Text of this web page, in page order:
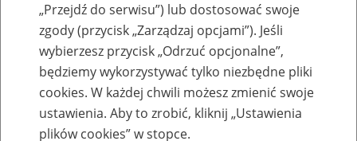
Komunikaty techniczne
„Przejdź do serwisu”) lub dostosować swoje
zgody (przycisk „Zarządzaj opcjami”). Jeśli
wybierzesz przycisk „Odrzuć opcjonalne”,
będziemy wykorzystywać tylko niezbędne pliki
cookies. W każdej chwili możesz zmienić swoje
ustawienia. Aby to zrobić, kliknij „Ustawienia
plików cookies” w stopce.